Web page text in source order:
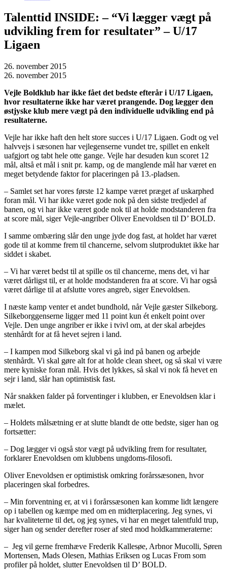
Talenttid INSIDE: – “Vi lægger vægt på
udvikling frem for resultater” – U/17
Ligaen
26. november 2015
26. november 2015
Vejle Boldklub har ikke fået det bedste efterår i U/17 Ligaen,
hvor resultaterne ikke har været prangende. Dog lægger den
østjyske klub mere vægt på den individuelle udvikling end på
resultaterne.
Vejle har ikke haft den helt store succes i U/17 Ligaen. Godt og vel
halvvejs i sæsonen har vejlegenserne vundet tre, spillet en enkelt
uafgjort og tabt hele otte gange. Vejle har desuden kun scoret 12
mål, altså et mål i snit pr. kamp, og de manglende mål har været en
meget betydende faktor for placeringen på 13.-pladsen.
– Samlet set har vores første 12 kampe været præget af uskarphed
foran mål. Vi har ikke været gode nok på den sidste tredjedel af
banen, og vi har ikke været gode nok til at holde modstanderen fra
at score mål, siger Vejle-angriber Oliver Enevoldsen til D’ BOLD.
I samme ombæring slår den unge jyde dog fast, at holdet har været
gode til at komme frem til chancerne, selvom slutproduktet ikke har
siddet i skabet.
– Vi har været bedst til at spille os til chancerne, mens det, vi har
været dårligst til, er at holde modstanderen fra at score. Vi har også
været dårlige til at afslutte vores angreb, siger Enevoldsen.
I næste kamp venter et andet bundhold, når Vejle gæster Silkeborg.
Silkeborggenserne ligger med 11 point kun ét enkelt point over
Vejle. Den unge angriber er ikke i tvivl om, at der skal arbejdes
stenhårdt for at få hevet sejren i land.
– I kampen mod Silkeborg skal vi gå ind på banen og arbejde
stenhårdt. Vi skal gøre alt for at holde clean sheet, og så skal vi være
mere kyniske foran mål. Hvis det lykkes, så skal vi nok få hevet en
sejr i land, slår han optimistisk fast.
Når snakken falder på forventinger i klubben, er Enevoldsen klar i
mælet.
– Holdets målsætning er at slutte blandt de otte bedste, siger han og
fortsætter:
– Dog lægger vi også stor vægt på udvikling frem for resultater,
forklarer Enevoldsen om klubbens ungdoms-filosofi.
Oliver Enevoldsen er optimistisk omkring forårssæsonen, hvor
placeringen skal forbedres.
– Min forventning er, at vi i forårssæsonen kan komme lidt længere
op i tabellen og kæmpe med om en midterplacering. Jeg synes, vi
har kvaliteterne til det, og jeg synes, vi har en meget talentfuld trup,
siger han og sender derefter roser af sted mod holdkammeraterne:
– Jeg vil gerne fremhæve Frederik Kallesøe, Arbnor Mucolli, Søren
Mortensen, Mads Olesen, Mathias Eriksen og Lucas From som
profiler på holdet, slutter Enevoldsen til D’ BOLD.